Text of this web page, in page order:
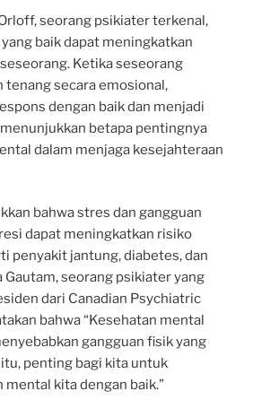
seorang psikiater terkenal,
baik dapat meningkatkan
Ketika seseorang
tenang secara emosional,
dengan baik dan menjadi
betapa pentingnya
dalam menjaga kesejahteraan
bahwa stres dan gangguan
dapat meningkatkan risiko
penyakit jantung, diabetes, dan
Gautam, seorang psikiater yang
dari Canadian Psychiatric
bahwa “Kesehatan mental
gangguan fisik yang
penting bagi kita untuk
kita dengan baik.”